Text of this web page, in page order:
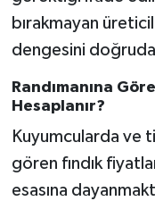
bırakmayan
dengesini
Randımanına
Hesaplanır?
Kuyumcularda ve
gören fındık
esasına